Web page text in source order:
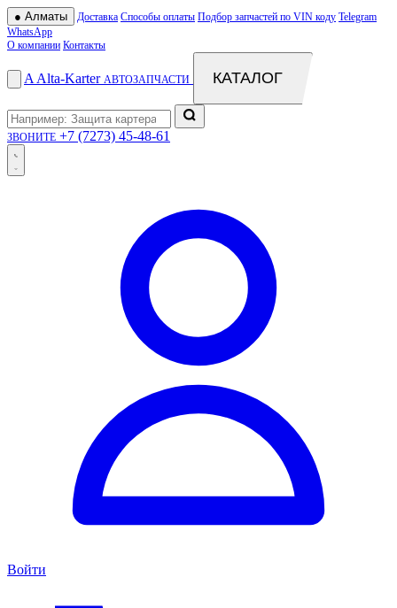
● Алматы Доставка Способы оплаты Подбор запчастей по VIN коду Telegram
WhatsApp
О компании Контакты
A Alta-Karter АВТОЗАПЧАСТИ КАТАЛОГ
ЗВОНИТЕ +7 (7273) 45-48-61
Войти